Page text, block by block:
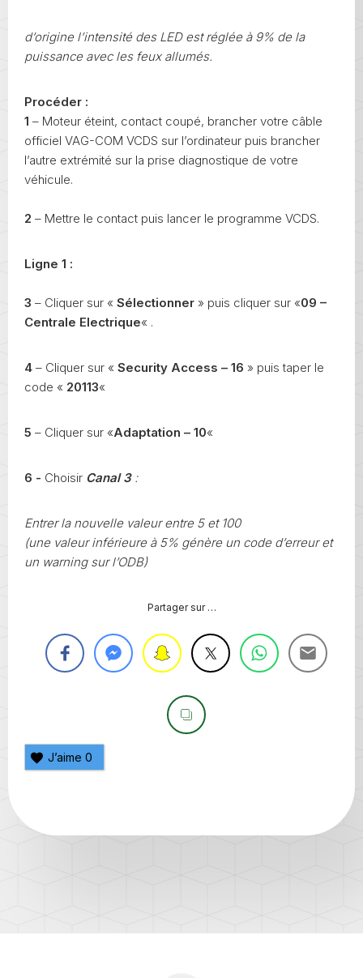
d’origine l’intensité des LED est réglée à 9% de la
puissance avec les feux allumés.
Procéder :
1 – Moteur éteint, contact coupé, brancher votre câble
officiel VAG-COM VCDS sur l’ordinateur puis brancher
l’autre extrémité sur la prise diagnostique de votre
véhicule.
2 – Mettre le contact puis lancer le programme VCDS.
Ligne 1 :
3 – Cliquer sur « Sélectionner » puis cliquer sur «09 –
Centrale Electrique« .
4 – Cliquer sur « Security Access – 16 » puis taper le
code « 20113«
5 – Cliquer sur «Adaptation – 10«
6 - Choisir Canal 3:
Entrer la nouvelle valeur entre 5 et 100
(une valeur inférieure à 5% génère un code d’erreur et
un warning sur l’ODB)
Partager sur …
J’aime 0